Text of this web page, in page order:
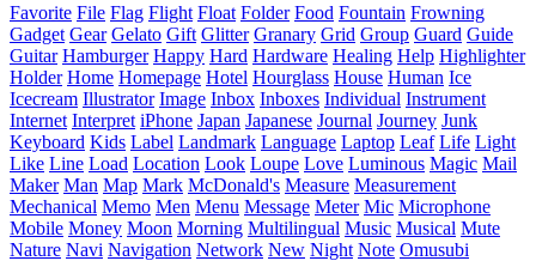
Favorite File Flag Flight Float Folder Food Fountain Frowning
Gadget Gear Gelato Gift Glitter Granary Grid Group Guard Guide
Guitar Hamburger Happy Hard Hardware Healing Help Highlighter
Holder Home Homepage Hotel Hourglass House Human Ice
Icecream Illustrator Image Inbox Inboxes Individual Instrument
Internet Interpret iPhone Japan Japanese Journal Journey Junk
Keyboard Kids Label Landmark Language Laptop Leaf Life Light
Like Line Load Location Look Loupe Love Luminous Magic Mail
Maker Man Map Mark McDonald's Measure Measurement
Mechanical Memo Men Menu Message Meter Mic Microphone
Mobile Money Moon Morning Multilingual Music Musical Mute
Nature Navi Navigation Network New Night Note Omusubi